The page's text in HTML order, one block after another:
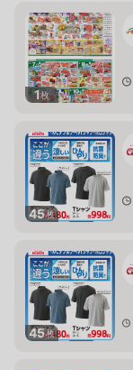
1枚
45枚
45枚